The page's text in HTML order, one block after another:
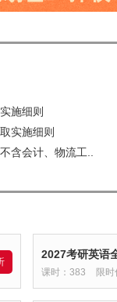
施细则
实施细则
含会计、物流工..
2027考研英语
课时：383 限